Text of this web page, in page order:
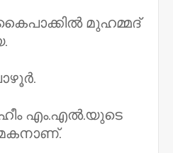
മുഹമ്മദ്
എം.എൽ.യുടെ